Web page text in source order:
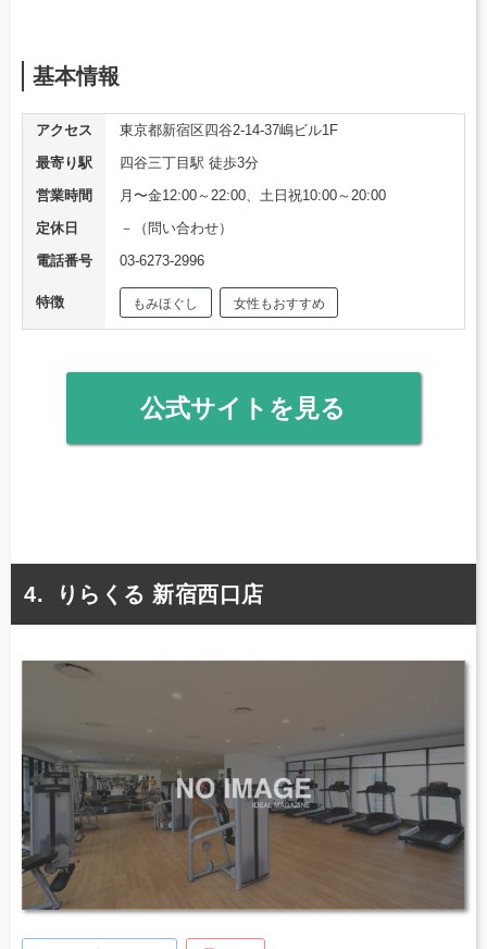
基本情報
アクセス
東京都新宿区四谷2-14-37嶋ビル1F
最寄り駅
四谷三丁目駅 徒歩3分
営業時間
月〜金12:00～22:00、土日祝10:00～20:00
定休日
－（問い合わせ）
電話番号
03-6273-2996
特徴 もみほぐし 女性もおすすめ
公式サイトを見る
りらくる 新宿西口店